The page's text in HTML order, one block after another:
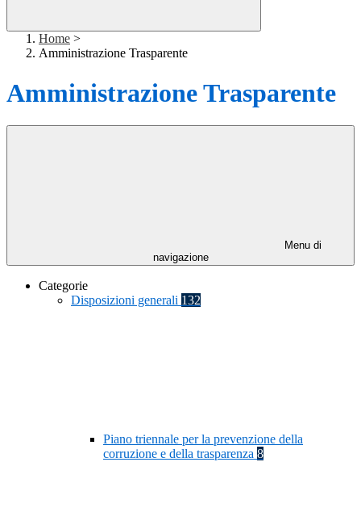
Home >
Amministrazione Trasparente
Amministrazione Trasparente
Menu di
navigazione
Categorie
Disposizioni generali 132
Piano triennale per la prevenzione della
corruzione e della trasparenza 8